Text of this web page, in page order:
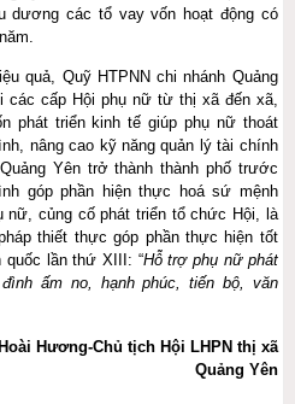
dương các tổ vay vốn hoạt động có
quả, Quỹ HTPNN chi nhánh Quảng
các cấp Hội phụ nữ từ thị xã đến xã,
phát triển kinh tế giúp phụ nữ thoát
nâng cao kỹ năng quản lý tài chính
Yên trở thành thành phố trước
góp phần hiện thực hoá sứ mệnh
nữ, củng cố phát triển tổ chức Hội, là
thiết thực góp phần thực hiện tốt
quốc lần thứ XIII: “Hỗ trợ phụ nữ phát
ấm no, hạnh phúc, tiến bộ, văn
Chủ tịch Hội LHPN thị xã
Quảng Yên